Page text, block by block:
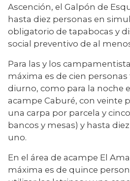
Ascención, el Galpón de
hasta diez personas en
obligatorio de tapabocas y
social preventivo de al
Para las y los
máxima es de cien
diurno, como para la noche
acampe Caburé, con veinte
una carpa por parcela y
bancos y mesas) y hasta
uno.
En el área de acampe El
máxima es de quince